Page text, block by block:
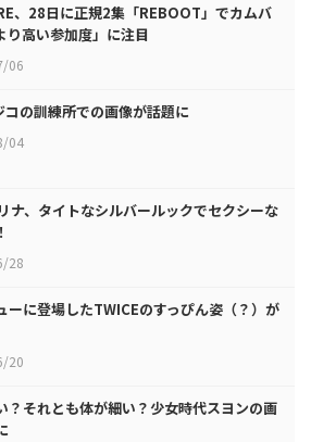
、28日に正規2集「REBOOT」でカムバ
り高い参加度」に注目
06
の訓練所での画像が話題に
04
ナ、タイトなシルバールックでセクシーな
28
ーに登場したTWICEのすっぴん姿（？）が
20
？それとも体が細い？少女時代スヨンの画